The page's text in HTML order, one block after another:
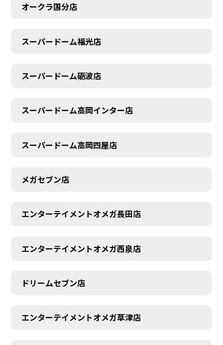
オークラ国分店
スーパードーム福光店
スーパードーム砺波店
スーパードーム高岡インター店
スーパードーム高岡四屋店
メガセブン店
エンターテイメントオメガ長田店
エンターテイメントオメガ西泉店
ドリームセブン店
エンターテイメントオメガ草津店